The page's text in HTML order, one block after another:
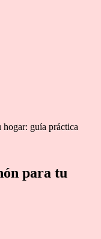
guía práctica
para tu